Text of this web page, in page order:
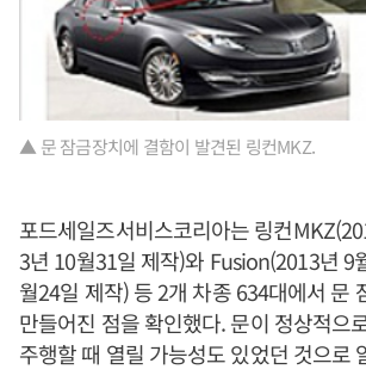
▲ 문 잠금장치에 결함이 발견된 링컨MKZ.
포드세일즈서비스코리아는 링컨
3년 10월31일 제작)와 Fusion(2013년 9
월24일 제작) 등 2개 차종 634대에서 문
만들어진 점을 확인했다. 문이 정상적으
주행할 때 열릴 가능성도 있었던 것으로